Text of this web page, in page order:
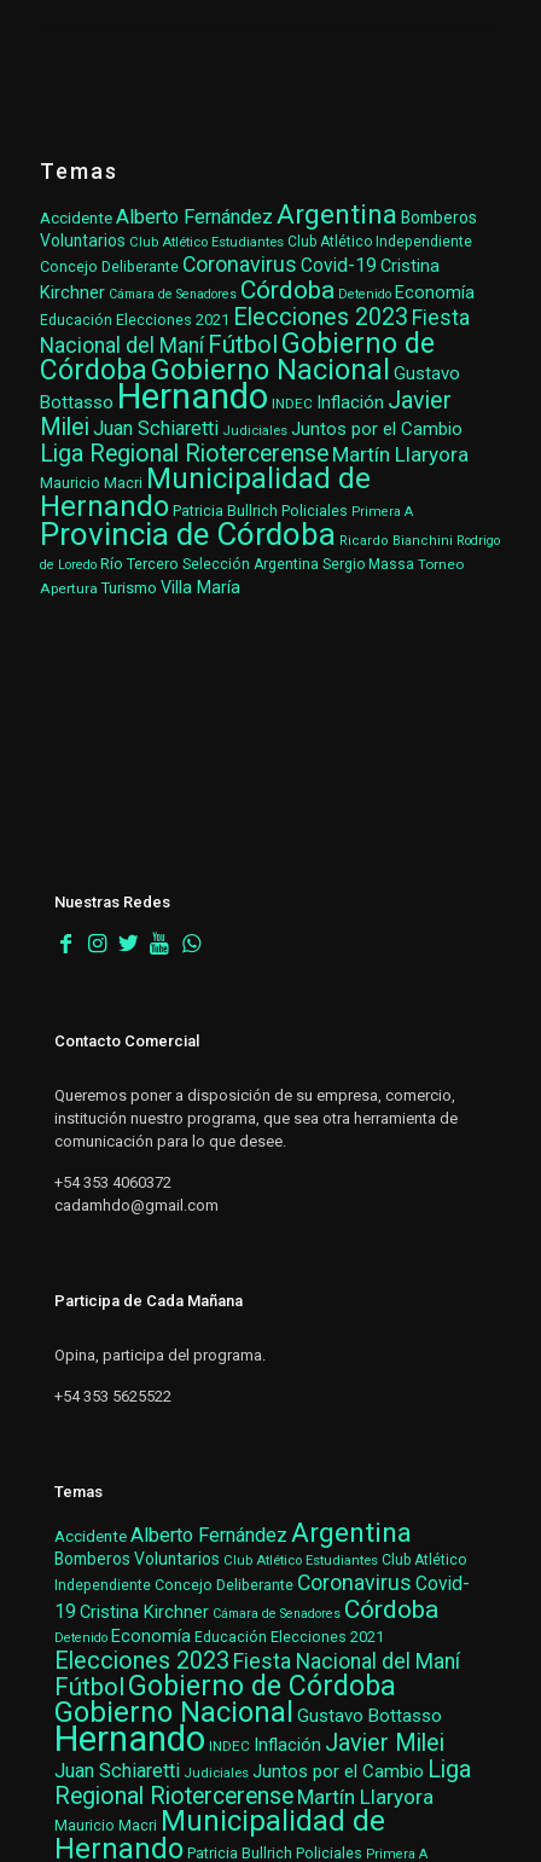
Temas
AccidenteAlberto Fernández Argentina Bomberos
Voluntarios Club Atlético Estudiantes Club Atlético Independiente
Concejo Deliberante Coronavirus Covid-19 Cristina
Kirchner Cámara de Senadores Córdoba Detenido Economía
Educación Elecciones 2021 Elecciones 2023 Fiesta
Nacional del Maní Fútbol Gobierno de
CórdobaGobierno Nacional Gustavo
Bottasso Hernando INDEC Inflación Javier
Milei Juan Schiaretti Judiciales Juntos por el Cambio
Liga Regional Riotercerense Martín Llaryora
Mauricio Macri Municipalidad de
Hernando Patricia Bullrich Policiales Primera A
Provincia de Córdoba Ricardo Bianchini Rodrigo
de Loredo Río Tercero Selección Argentina Sergio Massa Torneo
Apertura Turismo Villa María
Nuestras Redes
Contacto Comercial
Queremos poner a disposición de su empresa, comercio,
institución nuestro programa, que sea otra herramienta de
comunicación para lo que desee.
+54 353 4060372
cadamhdo@gmail.com
Participa de Cada Mañana
Opina, participa del programa.
+54 353 5625522
Temas
AccidenteAlberto Fernández Argentina
Bomberos Voluntarios Club Atlético Estudiantes Club Atlético
Independiente Concejo Deliberante Coronavirus Covid-
19 Cristina Kirchner Cámara de Senadores Córdoba
Detenido Economía Educación Elecciones 2021
Elecciones 2023 Fiesta Nacional del Maní
Fútbol Gobierno de Córdoba
Gobierno Nacional Gustavo Bottasso
Hernando INDEC Inflación Javier Milei
Juan Schiaretti Judiciales Juntos por el Cambio Liga
Regional Riotercerense Martín Llaryora
Mauricio Macri Municipalidad de
Hernando Patricia Bullrich Policiales Primera A